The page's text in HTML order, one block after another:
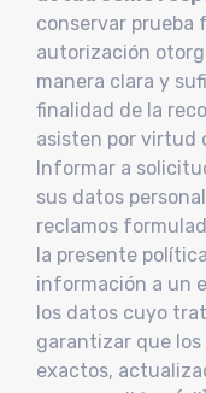
conservar prueba
autorización
manera clara y
finalidad de la
asisten por virtud
Informar a
sus datos
reclamos
la presente
información a un
los datos cuyo
garantizar que los
exactos,